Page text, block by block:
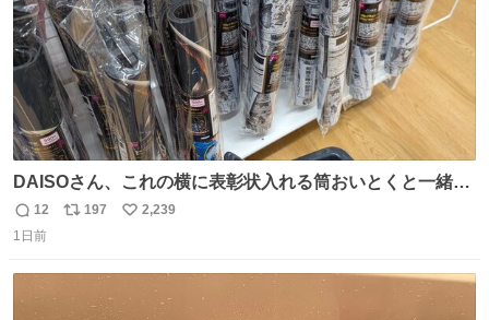
DAISOさん、これの横に表彰状入れる筒おいとくと一緒に
売れますのでご検討下さい
返
信
12
リ
197
い
2,239
1日前